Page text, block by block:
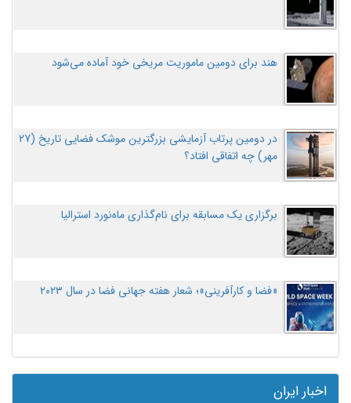
هند برای دومین ماموریت مریخی خود آماده می‌شود
در دومین پرتاب آزمایشی بزرگترین موشک فضایی تاریخ (27
مهر‌) چه اتفاقی افتاد؟
برگزاری یک مسابقه برای نام‌گذاری ماه‌نورد استرالیا
«فضا و کارآفرینی»؛ شعار هفته جهانی فضا در سال ۲۰۲۳
اخبار ایران